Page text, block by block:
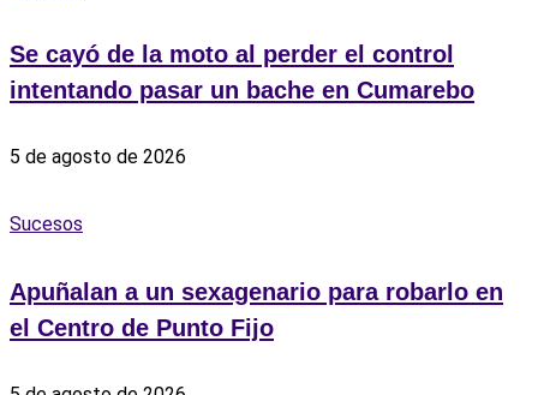
Se cayó de la moto al perder el control
intentando pasar un bache en Cumarebo
5 de agosto de 2026
Sucesos
Apuñalan a un sexagenario para robarlo en
el Centro de Punto Fijo